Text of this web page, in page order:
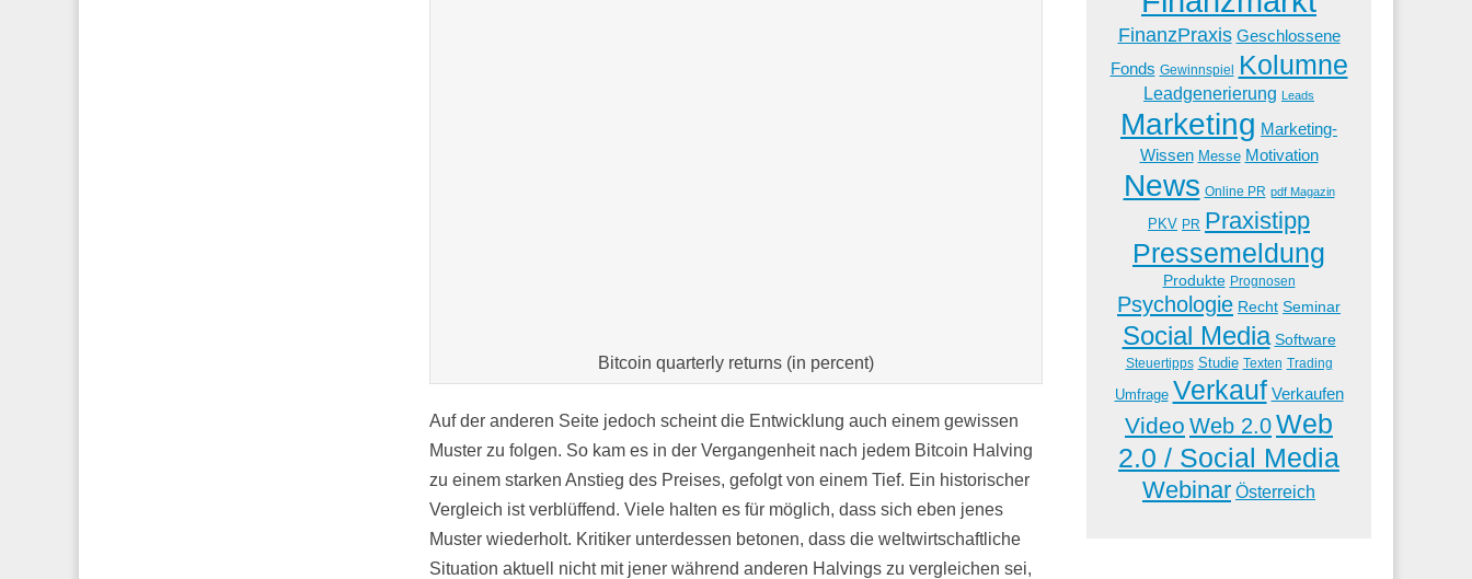
Bitcoin quarterly returns (in percent)
Auf der anderen Seite jedoch scheint die Entwicklung auch einem gewissen
Muster zu folgen. So kam es in der Vergangenheit nach jedem Bitcoin Halving
zu einem starken Anstieg des Preises, gefolgt von einem Tief. Ein historischer
Vergleich ist verblüffend. Viele halten es für möglich, dass sich eben jenes
Muster wiederholt. Kritiker unterdessen betonen, dass die weltwirtschaftliche
Situation aktuell nicht mit jener während anderen Halvings zu vergleichen sei,
FinanzPraxis Geschlossene
Fonds Gewinnspiel Kolumne
Leadgenerierung Leads
Marketing Marketing-
Wissen Messe Motivation
News Online PR pdf Magazin
PKV PR Praxistipp
Pressemeldung
Produkte Prognosen
Psychologie Recht Seminar
Social Media Software
Steuertipps Studie Texten Trading
Umfrage Verkauf Verkaufen
Video Web 2.0Web
2.0 / Social Media
Webinar Österreich